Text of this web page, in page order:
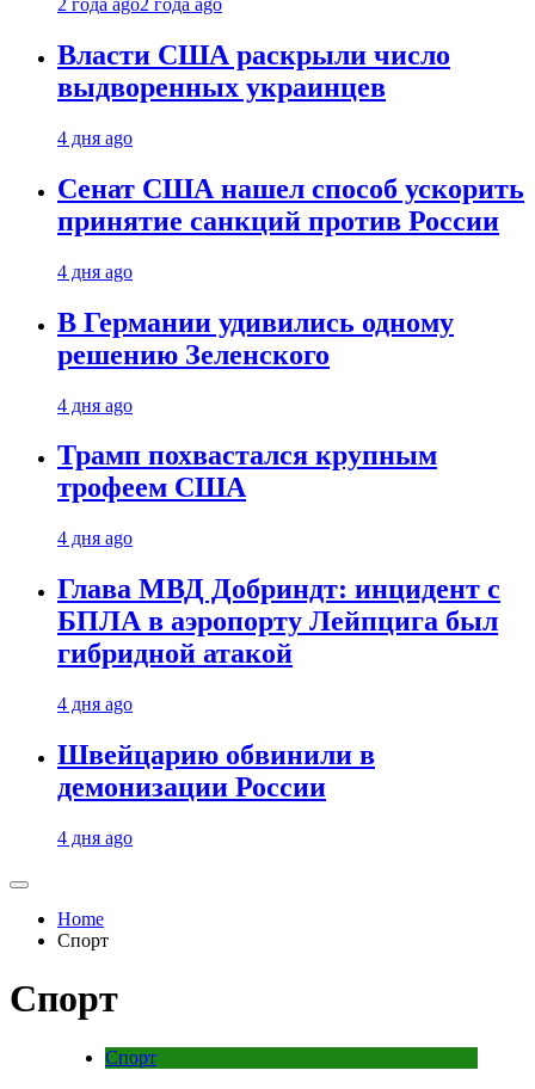
2 года ago2 года ago
Власти США раскрыли число
выдворенных украинцев
4 дня ago
Сенат США нашел способ ускорить
принятие санкций против России
4 дня ago
В Германии удивились одному
решению Зеленского
4 дня ago
Трамп похвастался крупным
трофеем США
4 дня ago
Глава МВД Добриндт: инцидент с
БПЛА в аэропорту Лейпцига был
гибридной атакой
4 дня ago
Швейцарию обвинили в
демонизации России
4 дня ago
Home
Спорт
Спорт
Спорт